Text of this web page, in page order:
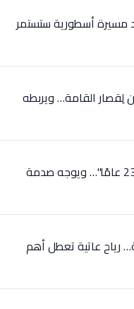
مسيرة أسطورية ستستمر
القامة… ويربطه
عاجل: رونالدو يصرخ في وجه الإعلام "تحاولون قتلني منذ 23 عامًا"… ويوجه صدمة
رياح عاتية تعطل أهم